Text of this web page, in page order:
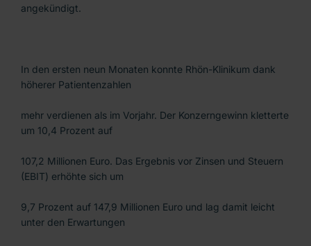
angekündigt.
In den ersten neun Monaten konnte Rhön-Klinikum dank
höherer Patientenzahlen
mehr verdienen als im Vorjahr. Der Konzerngewinn kletterte
um 10,4 Prozent auf
107,2 Millionen Euro. Das Ergebnis vor Zinsen und Steuern
(EBIT) erhöhte sich um
9,7 Prozent auf 147,9 Millionen Euro und lag damit leicht
unter den Erwartungen